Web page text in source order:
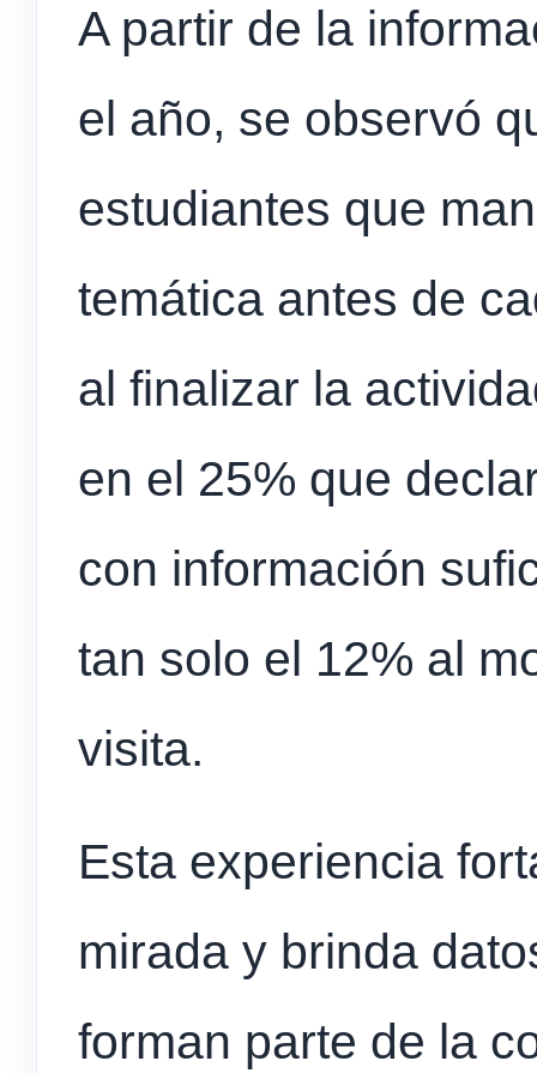
A partir de la
el año, se observó
estudiantes que
temática antes de
al finalizar la
en el 25% que
con información
tan solo el 12% al
visita.
Esta experiencia
mirada y brinda
forman parte de la